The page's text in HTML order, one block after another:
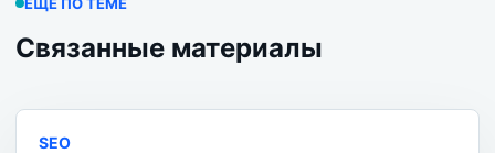
Связанные материалы
SEO